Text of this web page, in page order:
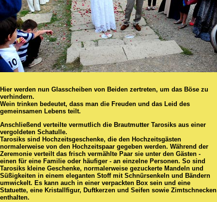
Hier werden nun Glasscheiben von Beiden zertreten, um das Böse zu
verhindern.
Wein trinken bedeutet, dass man die Freuden und das Leid des
gemeinsamen Lebens teilt.
Anschließend verteilte vermutlich die Brautmutter Tarosiks aus einer
vergoldeten Schatulle.
Tarosiks sind Hochzeitsgeschenke, die den Hochzeitsgästen
normalerweise von den Hochzeitspaar gegeben werden. Während der
Zeremonie verteilt das frisch vermählte Paar sie unter den Gästen -
einen für eine Familie oder häufiger - an einzelne Personen. So sind
Tarosiks kleine Geschenke, normalerweise gezuckerte Mandeln und
Süßigkeiten in einem eleganten Stoff mit Schnürsenkeln und Bändern
umwickelt. Es kann auch in einer verpackten Box sein und eine
Statuette, eine Kristallfigur, Duftkerzen und Seifen sowie Zimtschnecken
enthalten.